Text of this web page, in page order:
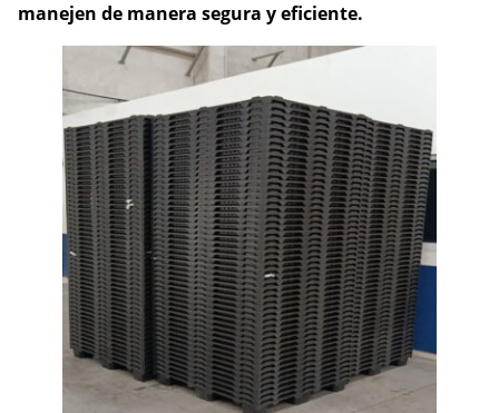
manejen de manera segura y eficiente.